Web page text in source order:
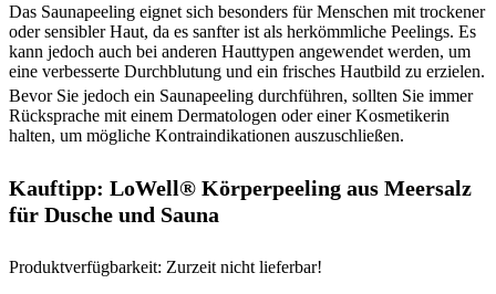
Das Saunapeeling eignet sich besonders für Menschen mit trockener
oder sensibler Haut, da es sanfter ist als herkömmliche Peelings. Es
kann jedoch auch bei anderen Hauttypen angewendet werden, um
eine verbesserte Durchblutung und ein frisches Hautbild zu erzielen.
Bevor Sie jedoch ein Saunapeeling durchführen, sollten Sie immer
Rücksprache mit einem Dermatologen oder einer Kosmetikerin
halten, um mögliche Kontraindikationen auszuschließen.
Kauftipp: LoWell® Körperpeeling aus Meersalz
für Dusche und Sauna
Produktverfügbarkeit: Zurzeit nicht lieferbar!